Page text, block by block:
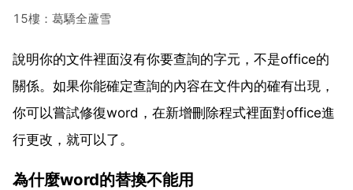
15樓：葛驕全蘆雪
說明你的文件裡面沒有你要查詢的字元，不是office的
關係。如果你能確定查詢的內容在文件內的確有出現，
你可以嘗試修復word，在新增刪除程式裡面對office進
行更改，就可以了。
為什麼word的替換不能用